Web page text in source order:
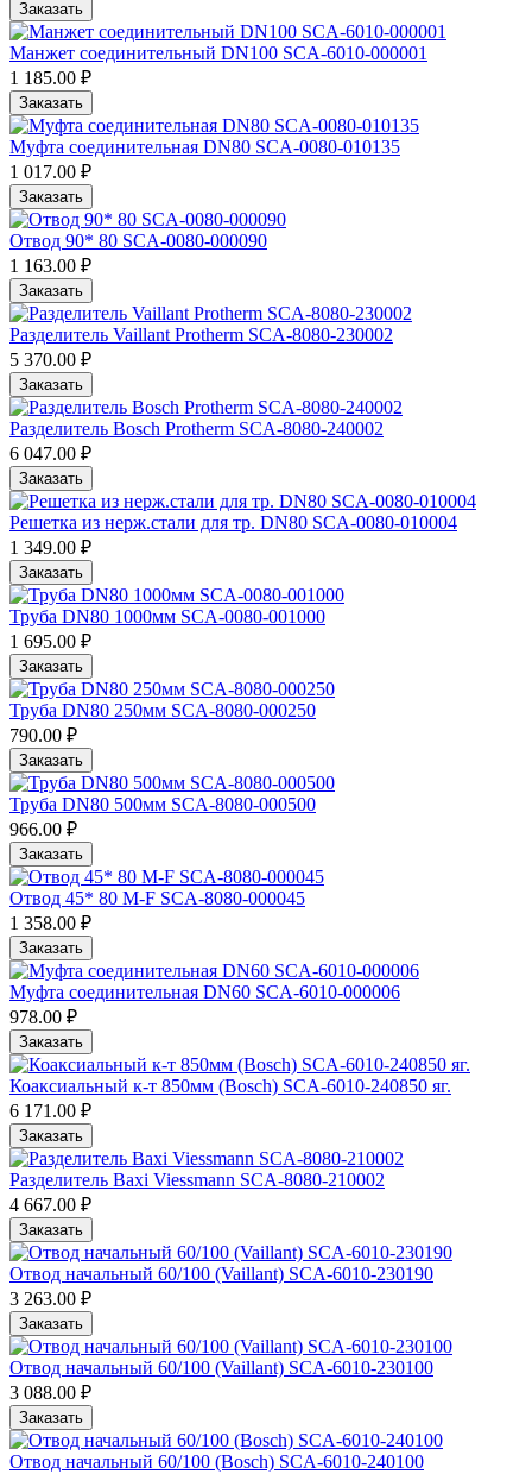
Заказать
Манжет соединительный DN100 SCA-6010-000001
1 185.00 ₽
Заказать
Муфта соединительная DN80 SCA-0080-010135
1 017.00 ₽
Заказать
Отвод 90* 80 SCA-0080-000090
1 163.00 ₽
Заказать
Разделитель Vaillant Protherm SCA-8080-230002
5 370.00 ₽
Заказать
Разделитель Bosch Protherm SCA-8080-240002
6 047.00 ₽
Заказать
Решетка из нерж.стали для тр. DN80 SCA-0080-010004
1 349.00 ₽
Заказать
Труба DN80 1000мм SCA-0080-001000
1 695.00 ₽
Заказать
Труба DN80 250мм SCA-8080-000250
790.00 ₽
Заказать
Труба DN80 500мм SCA-8080-000500
966.00 ₽
Заказать
Отвод 45* 80 M-F SCA-8080-000045
1 358.00 ₽
Заказать
Муфта соединительная DN60 SCA-6010-000006
978.00 ₽
Заказать
Коаксиальный к-т 850мм (Bosch) SCA-6010-240850 яг.
6 171.00 ₽
Заказать
Разделитель Baxi Viessmann SCA-8080-210002
4 667.00 ₽
Заказать
Отвод начальный 60/100 (Vaillant) SCA-6010-230190
3 263.00 ₽
Заказать
Отвод начальный 60/100 (Vaillant) SCA-6010-230100
3 088.00 ₽
Заказать
Отвод начальный 60/100 (Bosch) SCA-6010-240100